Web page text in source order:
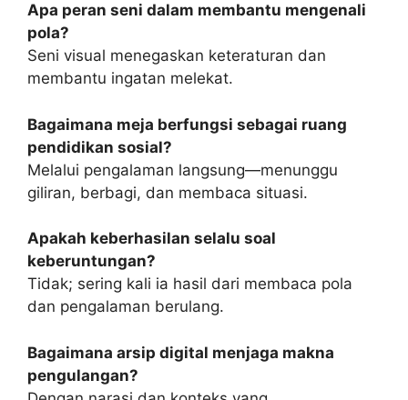
Apa peran seni dalam membantu mengenali
pola?
Seni visual menegaskan keteraturan dan
membantu ingatan melekat.
Bagaimana meja berfungsi sebagai ruang
pendidikan sosial?
Melalui pengalaman langsung—menunggu
giliran, berbagi, dan membaca situasi.
Apakah keberhasilan selalu soal
keberuntungan?
Tidak; sering kali ia hasil dari membaca pola
dan pengalaman berulang.
Bagaimana arsip digital menjaga makna
pengulangan?